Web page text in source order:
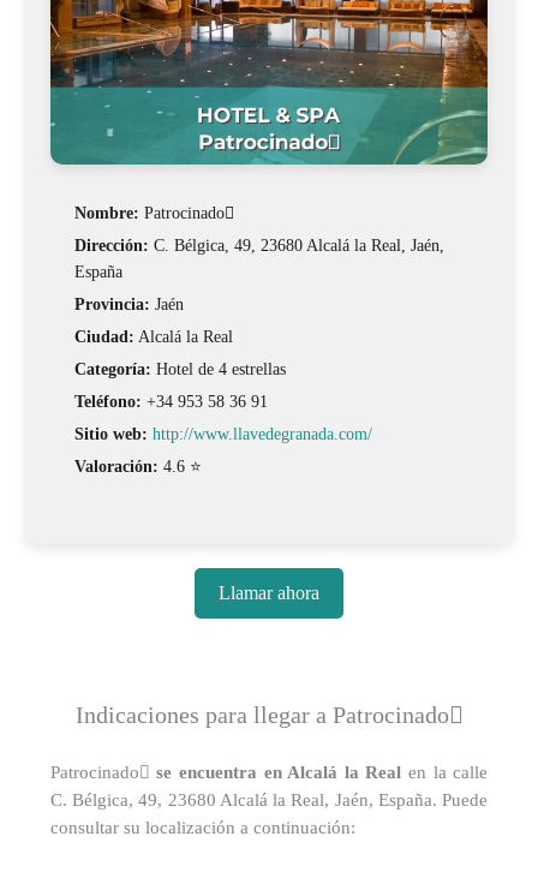
Nombre: Patrocinado
Dirección: C. Bélgica, 49, 23680 Alcalá la Real, Jaén,
España
Provincia: Jaén
Ciudad: Alcalá la Real
Categoría: Hotel de 4 estrellas
Teléfono: +34 953 58 36 91
Sitio web: http://www.llavedegranada.com/
Valoración: 4.6 ⭐
Llamar ahora
Indicaciones para llegar a Patrocinado
Patrocinadose encuentra en Alcalá la Real en la calle
C. Bélgica, 49, 23680 Alcalá la Real, Jaén, España. Puede
consultar su localización a continuación: